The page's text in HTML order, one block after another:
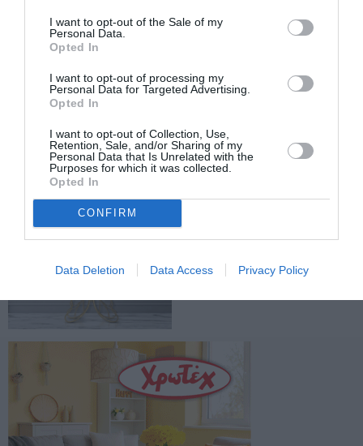
I want to opt-out of the Sale of my
Personal Data.
Opted In
I want to opt-out of processing my
Personal Data for Targeted Advertising.
Opted In
I want to opt-out of Collection, Use,
Retention, Sale, and/or Sharing of my
Personal Data that Is Unrelated with the
Purposes for which it was collected.
Opted In
CONFIRM
Data Deletion Data Access Privacy Policy
ΕΛΛΗΝΙΚΗ ΑΝΤΙΚΑΡΚΙΝΙΚΗ ΕΤΑΙΡΕΙΑ
ΚΑΡΚΙΝΟΣ ΠΑΧΕΟΣ ΕΝΤΕΡΟΥ
Facebook